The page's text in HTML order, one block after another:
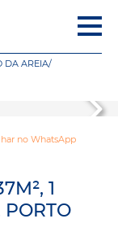
DA AREIA/
no WhatsApp
1
PORTO